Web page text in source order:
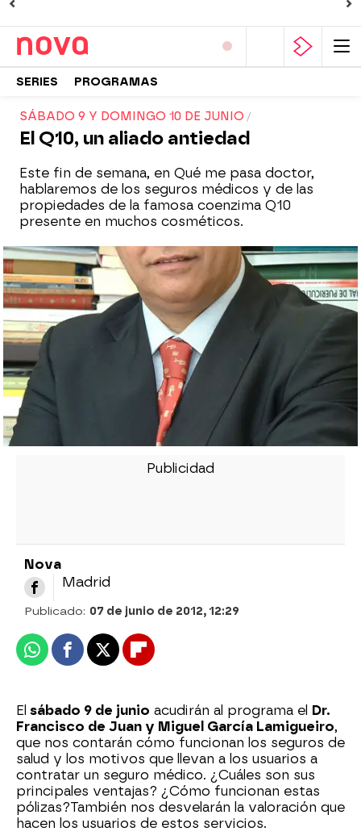
SERIES PROGRAMAS
SÁBADO 9 Y DOMINGO 10 DE JUNIO
El Q10, un aliado antiedad
Este fin de semana, en Qué me pasa doctor,
hablaremos de los seguros médicos y de las
propiedades de la famosa coenzima Q10
presente en muchos cosméticos.
Nova
Madrid
Publicado: 07 de junio de 2012, 12:29
WhatsappFacebook
X Flipboard
El sábado 9 de junio acudirán al programa el Dr.
Francisco de Juan y Miguel García Lamigueiro,
que nos contarán cómo funcionan los seguros de
salud y los motivos que llevan a los usuarios a
contratar un seguro médico. ¿Cuáles son sus
principales ventajas? ¿Cómo funcionan estas
pólizas?También nos desvelarán la valoración que
hacen los usuarios de estos servicios.